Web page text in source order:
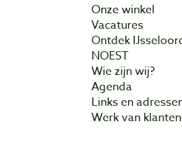
Onze winkel
Vacatures
Ontdek
NOEST
Wie zijn wij?
Agenda
Links en
Werk van klanten